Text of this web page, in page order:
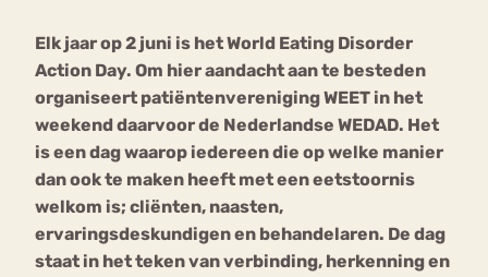
Elk jaar op 2 juni is het World Eating Disorder
Action Day. Om hier aandacht aan te besteden
organiseert patiëntenvereniging WEET in het
weekend daarvoor de Nederlandse WEDAD. Het
is een dag waarop iedereen die op welke manier
dan ook te maken heeft met een eetstoornis
welkom is; cliënten, naasten,
ervaringsdeskundigen en behandelaren. De dag
staat in het teken van verbinding, herkenning en
Chat
Forum
Bouli
mia
Nerv
osa
Eetstoornis Anorexia Nervosa
Eetbuien Piekeren Sport
Trauma
Orthorexia
Afvallen